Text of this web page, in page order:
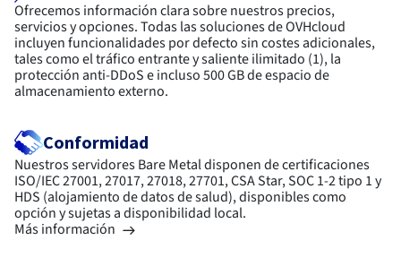
Ofrecemos información clara sobre nuestros precios,
servicios y opciones. Todas las soluciones de OVHcloud
incluyen funcionalidades por defecto sin costes adicionales,
tales como el tráfico entrante y saliente ilimitado (1), la
protección anti-DDoS e incluso 500 GB de espacio de
almacenamiento externo.
Conformidad
Nuestros servidores Bare Metal disponen de certificaciones
ISO/IEC 27001, 27017, 27018, 27701, CSA Star, SOC 1-2 tipo 1 y
HDS (alojamiento de datos de salud), disponibles como
opción y sujetas a disponibilidad local.
Más información